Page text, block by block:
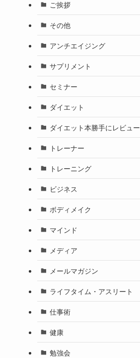
ご挨拶
その他
アンチエイジング
サプリメント
セミナー
ダイエット
ダイエット本勝手にレビュー
トレーナー
トレーニング
ビジネス
ボディメイク
マインド
メディア
メールマガジン
ライフタイム・アスリート
仕事術
健康
勉強会